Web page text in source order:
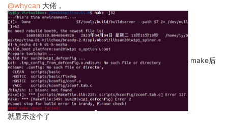
@whycan 大佬，
make后
就显示这个了